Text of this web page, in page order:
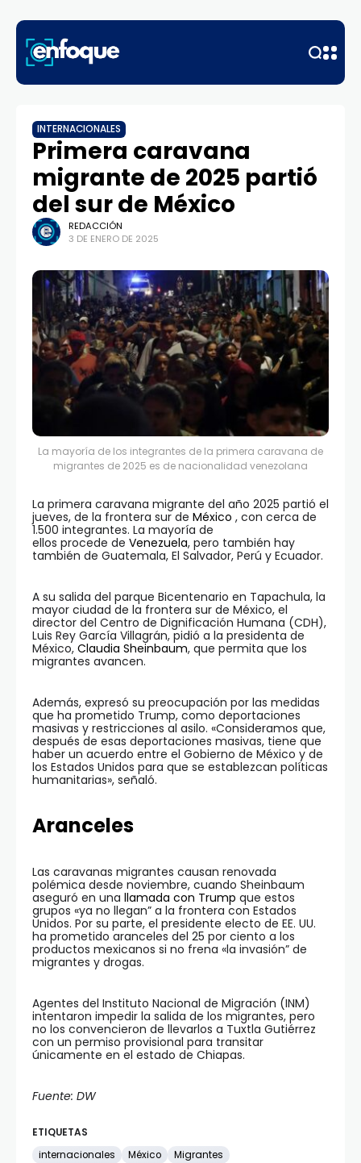
INTERNACIONALES
Primera caravana
migrante de 2025 partió
del sur de México
REDACCIÓN
3 DE ENERO DE 2025
La mayoría de los integrantes de la primera caravana de
migrantes de 2025 es de nacionalidad venezolana
La primera caravana migrante del año 2025 partió el
jueves, de la frontera sur de México , con cerca de
1.500 integrantes. La mayoría de
ellos procede de Venezuela, pero también hay
también de Guatemala, El Salvador, Perú y Ecuador.
A su salida del parque Bicentenario en Tapachula, la
mayor ciudad de la frontera sur de México, el
director del Centro de Dignificación Humana (CDH),
Luis Rey García Villagrán, pidió a la presidenta de
México, Claudia Sheinbaum, que permita que los
migrantes avancen.
Además, expresó su preocupación por las medidas
que ha prometido Trump, como deportaciones
masivas y restricciones al asilo. «Consideramos que,
después de esas deportaciones masivas, tiene que
haber un acuerdo entre el Gobierno de México y de
los Estados Unidos para que se establezcan políticas
humanitarias», señaló.
Aranceles
Las caravanas migrantes causan renovada
polémica desde noviembre, cuando Sheinbaum
aseguró en una llamada con Trump que estos
grupos «ya no llegan” a la frontera con Estados
Unidos. Por su parte, el presidente electo de EE. UU.
ha prometido aranceles del 25 por ciento a los
productos mexicanos si no frena «la invasión” de
migrantes y drogas.
Agentes del Instituto Nacional de Migración (INM)
intentaron impedir la salida de los migrantes, pero
no los convencieron de llevarlos a Tuxtla Gutiérrez
con un permiso provisional para transitar
únicamente en el estado de Chiapas.
Fuente: DW
ETIQUETAS
internacionales
México Migrantes